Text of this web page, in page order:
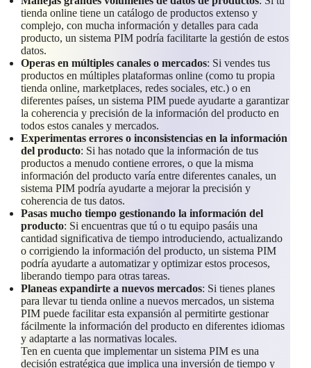
tienda online tiene un catálogo de productos extenso y
complejo, con mucha información y detalles para cada
producto, un sistema PIM podría facilitarte la gestión de estos
datos.
Operas en múltiples canales o mercados: Si vendes tus
productos en múltiples plataformas online (como tu propia
tienda online, marketplaces, redes sociales, etc.) o en
diferentes países, un sistema PIM puede ayudarte a garantizar
la coherencia y precisión de la información del producto en
todos estos canales y mercados.
Experimentas errores o inconsistencias en la información
del producto: Si has notado que la información de tus
productos a menudo contiene errores, o que la misma
información del producto varía entre diferentes canales, un
sistema PIM podría ayudarte a mejorar la precisión y
coherencia de tus datos.
Pasas mucho tiempo gestionando la información del
producto: Si encuentras que tú o tu equipo pasáis una
cantidad significativa de tiempo introduciendo, actualizando
o corrigiendo la información del producto, un sistema PIM
podría ayudarte a automatizar y optimizar estos procesos,
liberando tiempo para otras tareas.
Planeas expandirte a nuevos mercados: Si tienes planes
para llevar tu tienda online a nuevos mercados, un sistema
PIM puede facilitar esta expansión al permitirte gestionar
fácilmente la información del producto en diferentes idiomas
y adaptarte a las normativas locales.
Ten en cuenta que implementar un sistema PIM es una
decisión estratégica que implica una inversión de tiempo y